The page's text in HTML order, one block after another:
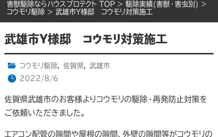
害獣駆除ならハウスプロテクト TOP > 駆除実績(害獣・害虫別) >
コウモリ駆除 > 武雄市Y様邸 コウモリ対策施工
武雄市Y様邸 コウモリ対策施工
コウモリ駆除, 佐賀県,
武雄市
2022/8/6
佐賀県武雄市のお客様よりコウモリの駆除・再発防止対策を
ご依頼いただきました。
エアコン配管の隙間や屋根の隙間、外壁の隙間等がコウモリの